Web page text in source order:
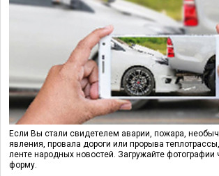
Если Вы стали свидетелем аварии, пожара,
явления, провала дороги или прорыва
ленте народных новостей. Загружайте фотографии
форму.